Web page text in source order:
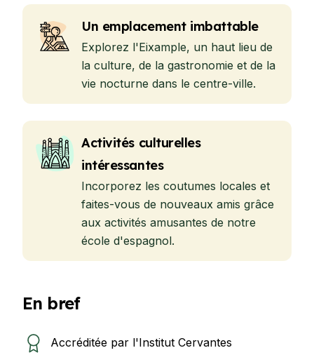
Un emplacement imbattable
Explorez l'Eixample, un haut lieu de
la culture, de la gastronomie et de la
vie nocturne dans le centre-ville.
Activités culturelles
intéressantes
Incorporez les coutumes locales et
faites-vous de nouveaux amis grâce
aux activités amusantes de notre
école d'espagnol.
En bref
Accréditée par l'Institut Cervantes